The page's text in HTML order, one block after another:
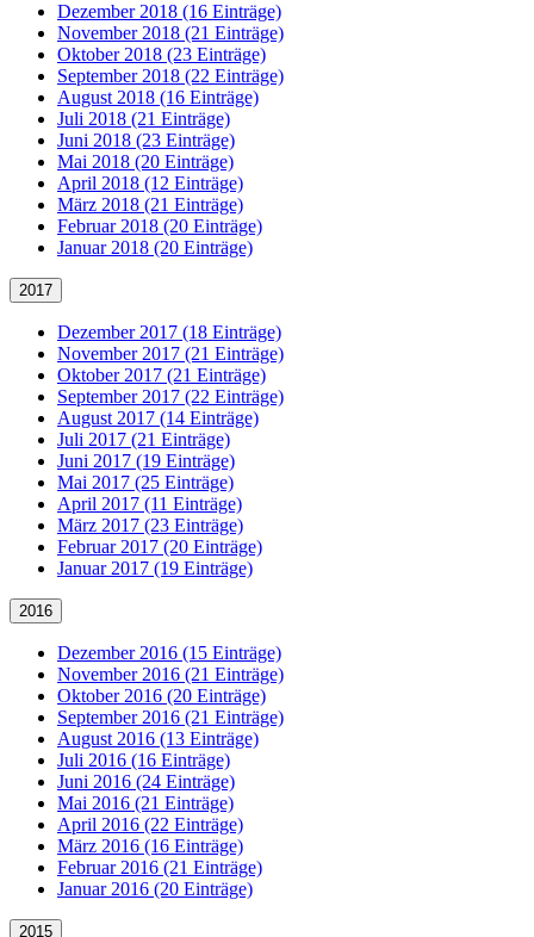
Dezember 2018 (16 Einträge)
November 2018 (21 Einträge)
Oktober 2018 (23 Einträge)
September 2018 (22 Einträge)
August 2018 (16 Einträge)
Juli 2018 (21 Einträge)
Juni 2018 (23 Einträge)
Mai 2018 (20 Einträge)
April 2018 (12 Einträge)
März 2018 (21 Einträge)
Februar 2018 (20 Einträge)
Januar 2018 (20 Einträge)
2017
Dezember 2017 (18 Einträge)
November 2017 (21 Einträge)
Oktober 2017 (21 Einträge)
September 2017 (22 Einträge)
August 2017 (14 Einträge)
Juli 2017 (21 Einträge)
Juni 2017 (19 Einträge)
Mai 2017 (25 Einträge)
April 2017 (11 Einträge)
März 2017 (23 Einträge)
Februar 2017 (20 Einträge)
Januar 2017 (19 Einträge)
2016
Dezember 2016 (15 Einträge)
November 2016 (21 Einträge)
Oktober 2016 (20 Einträge)
September 2016 (21 Einträge)
August 2016 (13 Einträge)
Juli 2016 (16 Einträge)
Juni 2016 (24 Einträge)
Mai 2016 (21 Einträge)
April 2016 (22 Einträge)
März 2016 (16 Einträge)
Februar 2016 (21 Einträge)
Januar 2016 (20 Einträge)
2015